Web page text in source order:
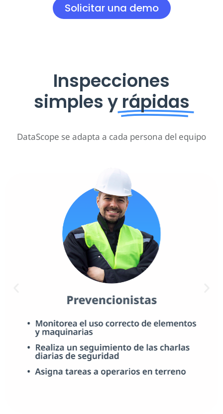
Solicitar una demo
Inspecciones
simples y rápidas
DataScope se adapta a cada persona del equipo